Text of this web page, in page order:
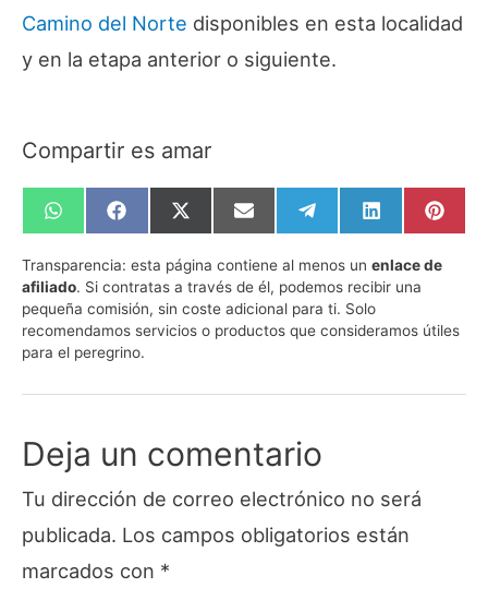
Camino del Norte disponibles en esta localidad
y en la etapa anterior o siguiente.
Compartir es amar
Compartir
en
WhatsApp
Compartir
en
Facebook
Compartir
en
X
(Twitter)
Compartir
en
Email
Compartir
en
Telegram
Compartir
en
LinkedIn
en
Transparencia: esta página contiene al menos un enlace de
afiliado. Si contratas a través de él, podemos recibir una
pequeña comisión, sin coste adicional para ti. Solo
recomendamos servicios o productos que consideramos útiles
para el peregrino.
Deja un comentario
Tu dirección de correo electrónico no será
publicada. Los campos obligatorios están
marcados con *